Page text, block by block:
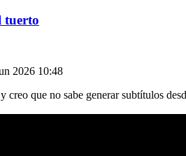
tuerto
2026 10:48
creo que no sabe generar subtítulos